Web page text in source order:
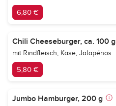
6,80 €
Chili Cheeseburger, ca. 100 g
mit Rindfleisch, Käse, Jalapénos
5,80 €
Jumbo Hamburger, 200 g